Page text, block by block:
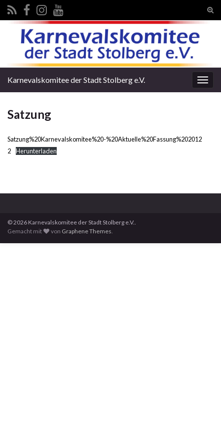
Karnevalskomitee der Stadt Stolberg e.V.
Satzung
Satzung%20Karnevalskomitee%20-%20Aktuelle%20Fassung%202012
2
Herunterladen
© 2026 Karnevalskomitee der Stadt Stolberg e.V..
Gemacht mit
von Graphene Themes